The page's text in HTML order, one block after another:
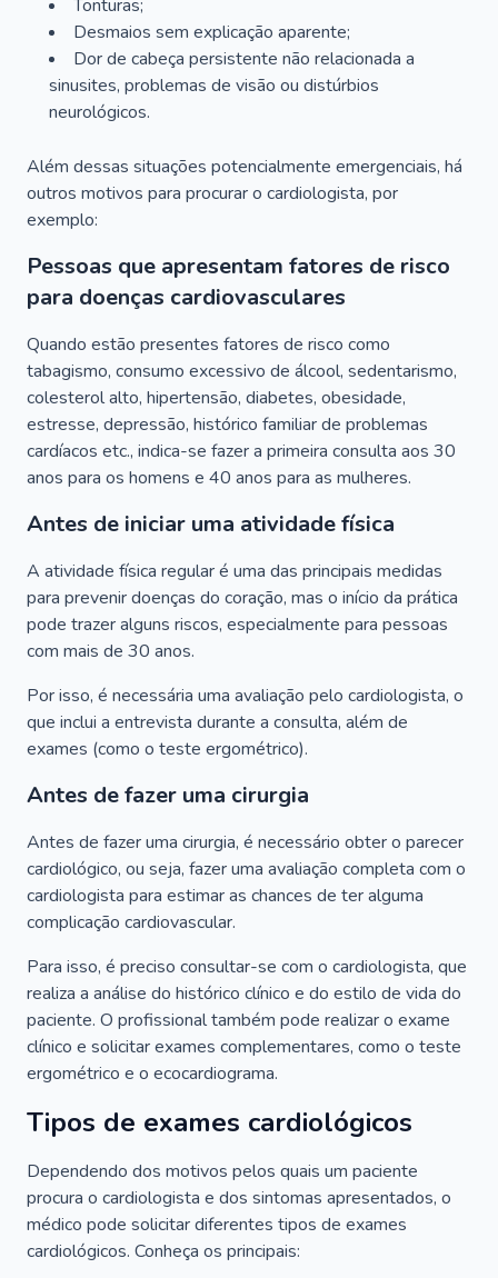
Tonturas;
Desmaios sem explicação aparente;
Dor de cabeça persistente não relacionada a
sinusites, problemas de visão ou distúrbios
neurológicos.
Além dessas situações potencialmente emergenciais, há
outros motivos para procurar o cardiologista, por
exemplo:
Pessoas que apresentam fatores de risco
para doenças cardiovasculares
Quando estão presentes fatores de risco como
tabagismo, consumo excessivo de álcool, sedentarismo,
colesterol alto, hipertensão, diabetes, obesidade,
estresse, depressão, histórico familiar de problemas
cardíacos etc., indica-se fazer a primeira consulta aos 30
anos para os homens e 40 anos para as mulheres.
Antes de iniciar uma atividade física
A atividade física regular é uma das principais medidas
para prevenir doenças do coração, mas o início da prática
pode trazer alguns riscos, especialmente para pessoas
com mais de 30 anos.
Por isso, é necessária uma avaliação pelo cardiologista, o
que inclui a entrevista durante a consulta, além de
exames (como o teste ergométrico).
Antes de fazer uma cirurgia
Antes de fazer uma cirurgia, é necessário obter o parecer
cardiológico, ou seja, fazer uma avaliação completa com o
cardiologista para estimar as chances de ter alguma
complicação cardiovascular.
Para isso, é preciso consultar-se com o cardiologista, que
realiza a análise do histórico clínico e do estilo de vida do
paciente. O profissional também pode realizar o exame
clínico e solicitar exames complementares, como o teste
ergométrico e o ecocardiograma.
Tipos de exames cardiológicos
Dependendo dos motivos pelos quais um paciente
procura o cardiologista e dos sintomas apresentados, o
médico pode solicitar diferentes tipos de exames
cardiológicos. Conheça os principais: